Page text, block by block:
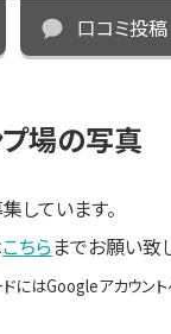
口コミ投稿
プ場の写真
しています。
こちらまでお願い致
にはGoogleアカウント